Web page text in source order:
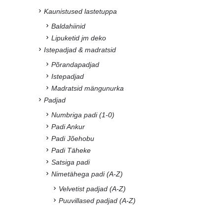
Kaunistused lastetuppa
Baldahiinid
Lipuketid jm deko
Istepadjad & madratsid
Põrandapadjad
Istepadjad
Madratsid mängunurka
Padjad
Numbriga padi (1-0)
Padi Ankur
Padi Jõehobu
Padi Täheke
Satsiga padi
Nimetähega padi (A-Z)
Velvetist padjad (A-Z)
Puuvillased padjad (A-Z)